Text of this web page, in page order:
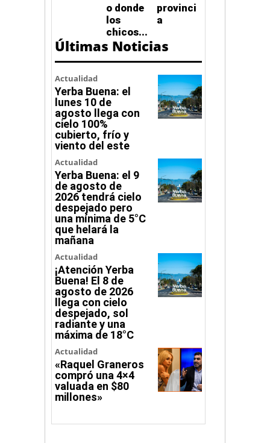
o donde
los
chicos...
provinci
a
Últimas Noticias
Actualidad
Yerba Buena: el
lunes 10 de
agosto llega con
cielo 100%
cubierto, frío y
viento del este
Actualidad
Yerba Buena: el 9
de agosto de
2026 tendrá cielo
despejado pero
una mínima de 5°C
que helará la
mañana
Actualidad
¡Atención Yerba
Buena! El 8 de
agosto de 2026
llega con cielo
despejado, sol
radiante y una
máxima de 18°C
Actualidad
«Raquel Graneros
compró una 4×4
valuada en $80
millones»